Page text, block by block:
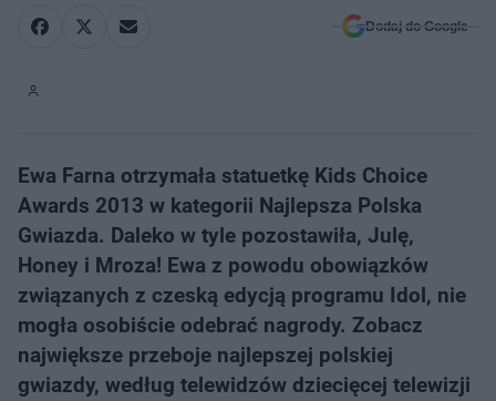
Dodaj do Google
Ewa Farna otrzymała statuetkę Kids Choice
Awards 2013 w kategorii Najlepsza Polska
Gwiazda. Daleko w tyle pozostawiła, Julę,
Honey i Mroza! Ewa z powodu obowiązków
związanych z czeską edycją programu Idol, nie
mogła osobiście odebrać nagrody. Zobacz
największe przeboje najlepszej polskiej
gwiazdy, według telewidzów dziecięcej telewizji